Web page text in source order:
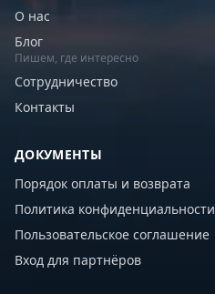
О нас
Блог
Пишем, где интересно
Сотрудничество
Контакты
ДОКУМЕНТЫ
Порядок оплаты и возврата
Политика конфиденциальности
Пользовательское соглашение
Вход для партнёров